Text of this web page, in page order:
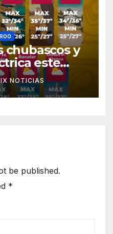
chubascos y
este
Roo
NOTICIAS
be published.
*